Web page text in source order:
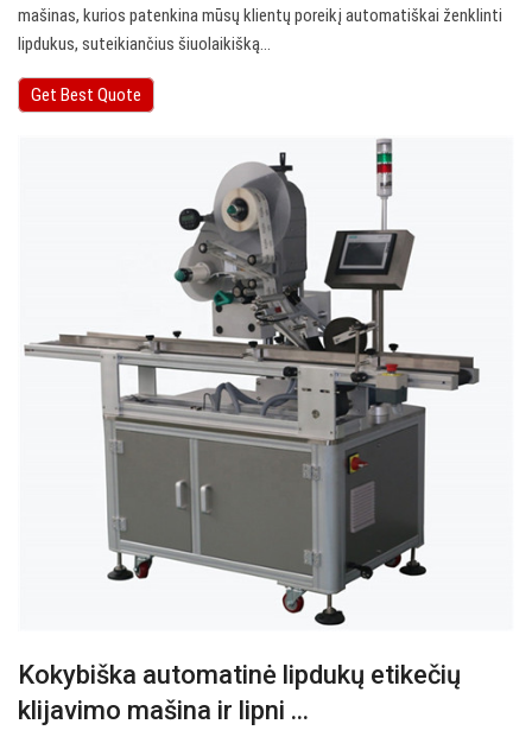
mašinas, kurios patenkina mūsų klientų poreikį automatiškai ženklinti
lipdukus, suteikiančius šiuolaikišką…
Get Best Quote
Kokybiška automatinė lipdukų etikečių
klijavimo mašina ir lipni ...